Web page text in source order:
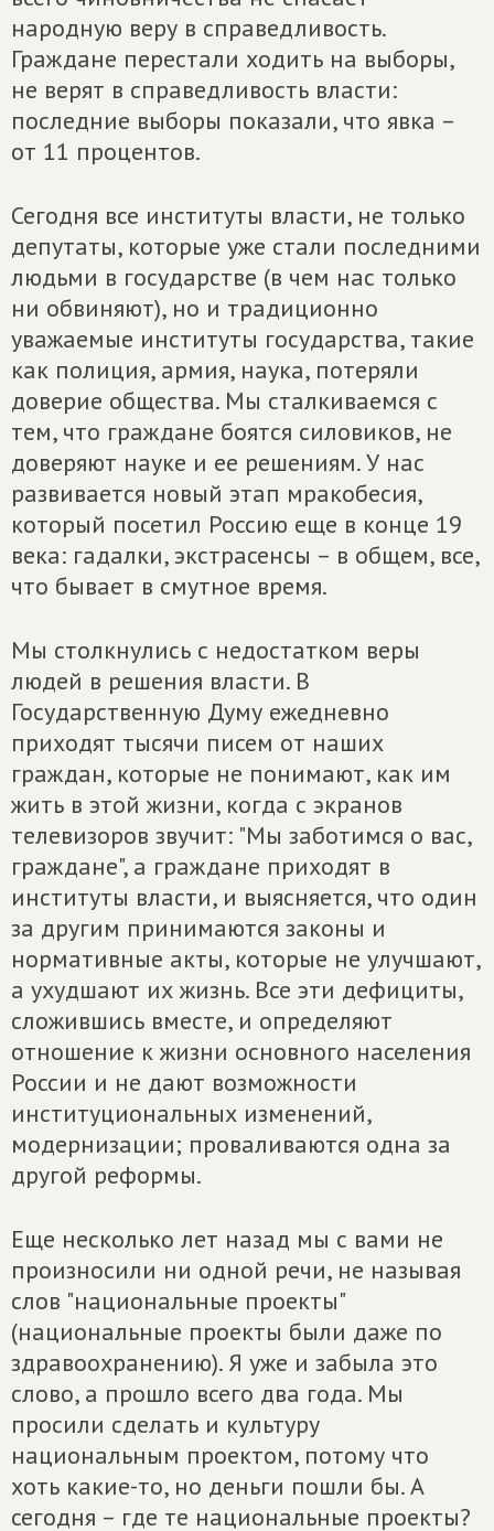
народную веру в справедливость.
Граждане перестали ходить на выборы,
не верят в справедливость власти:
последние выборы показали, что явка –
от 11 процентов.
Сегодня все институты власти, не только
депутаты, которые уже стали последними
людьми в государстве (в чем нас только
ни обвиняют), но и традиционно
уважаемые институты государства, такие
как полиция, армия, наука, потеряли
доверие общества. Мы сталкиваемся с
тем, что граждане боятся силовиков, не
доверяют науке и ее решениям. У нас
развивается новый этап мракобесия,
который посетил Россию еще в конце 19
века: гадалки, экстрасенсы – в общем, все,
что бывает в смутное время.
Мы столкнулись с недостатком веры
людей в решения власти. В
Государственную Думу ежедневно
приходят тысячи писем от наших
граждан, которые не понимают, как им
жить в этой жизни, когда с экранов
телевизоров звучит: "Мы заботимся о вас,
граждане", а граждане приходят в
институты власти, и выясняется, что один
за другим принимаются законы и
нормативные акты, которые не улучшают,
а ухудшают их жизнь. Все эти дефициты,
сложившись вместе, и определяют
отношение к жизни основного населения
России и не дают возможности
институциональных изменений,
модернизации; проваливаются одна за
другой реформы.
Еще несколько лет назад мы с вами не
произносили ни одной речи, не называя
слов "национальные проекты"
(национальные проекты были даже по
здравоохранению). Я уже и забыла это
слово, а прошло всего два года. Мы
просили сделать и культуру
национальным проектом, потому что
хоть какие-то, но деньги пошли бы. А
сегодня – где те национальные проекты?